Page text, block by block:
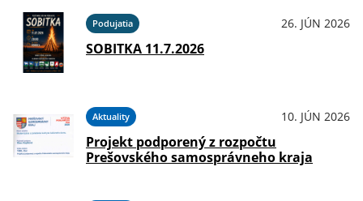
Podujatia 26. JÚN 2026
SOBITKA 11.7.2026
Aktuality 10. JÚN 2026
Projekt podporený z rozpočtu
Prešovského samosprávneho kraja